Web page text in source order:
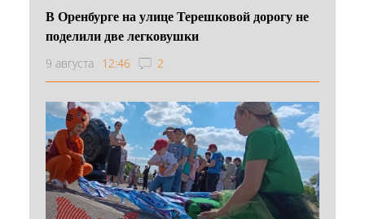
В Оренбурге на улице Терешковой дорогу не
поделили две легковушки
9 августа 12:46 2